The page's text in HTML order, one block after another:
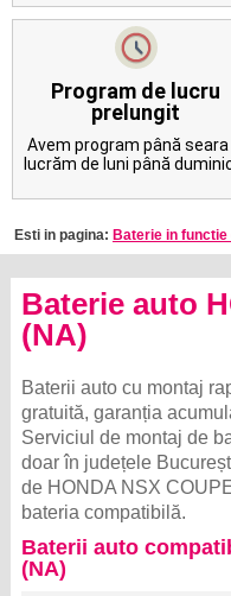
Program de lucru
prelungit
Avem program până seara
lucrăm de luni până
Esti in pagina: Baterie in functie
Baterie auto
(NA)
Baterii auto cu montaj
gratuită, garanția
Serviciul de montaj de
doar în județele
de HONDA NSX
bateria compatibilă.
Baterii auto
(NA)